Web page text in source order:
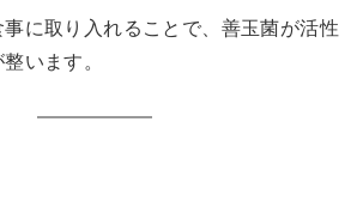
に取り入れることで、善玉菌が活性
います。